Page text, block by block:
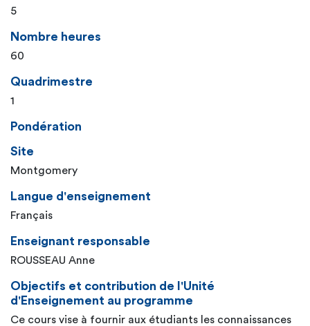
5
Nombre heures
60
Quadrimestre
1
Pondération
Site
Montgomery
Langue d'enseignement
Français
Enseignant responsable
ROUSSEAU Anne
Objectifs et contribution de l'Unité
d'Enseignement au programme
Ce cours vise à fournir aux étudiants les connaissances